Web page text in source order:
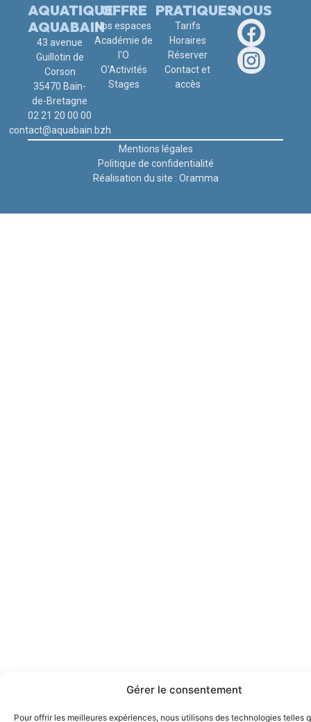
Gérer le consentement
Pour offrir les meilleures expériences, nous utilisons des technologies telles
AQUATIQUE
AQUABAIN
43 avenue
Guillotin de
Corson
35470 Bain-
de-Bretagne
02 21 20 00 00
contact@aquabain.bzh
OFFRE
Nos espaces
Académie de
l'O
O'Activités
Stages
PRATIQUES
Tarifs
Horaires
Réserver
Contact et
accès
NOUS
Réalisation du site : Oramma
Politique de confidentialité
Mentions légales